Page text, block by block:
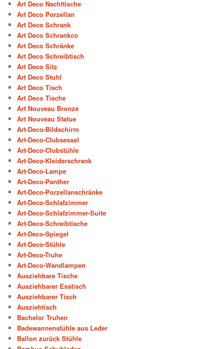
Art Deco Nachttische
Art Deco Porzellan
Art Deco Schrank
Art Deco Schrankco
Art Deco Schränke
Art Deco Schreibtisch
Art Deco Sitz
Art Deco Stuhl
Art Deco Tisch
Art Deco Tische
Art Nouveau Bronze
Art Nouveau Statue
Art-Deco-Bildschirm
Art-Deco-Clubsessel
Art-Deco-Clubstühle
Art-Deco-Kleiderschrank
Art-Deco-Lampe
Art-Deco-Panther
Art-Deco-Porzellanschränke
Art-Deco-Schlafzimmer
Art-Deco-Schlafzimmer-Suite
Art-Deco-Schreibtische
Art-Deco-Spiegel
Art-Deco-Stühle
Art-Deco-Truhe
Art-Deco-Wandlampen
Ausziehbare Tische
Ausziehbarer Esstisch
Ausziehbarer Tisch
Ausziehtisch
Bachelor Truhen
Badewannenstühle aus Leder
Ballon zurück Stühle